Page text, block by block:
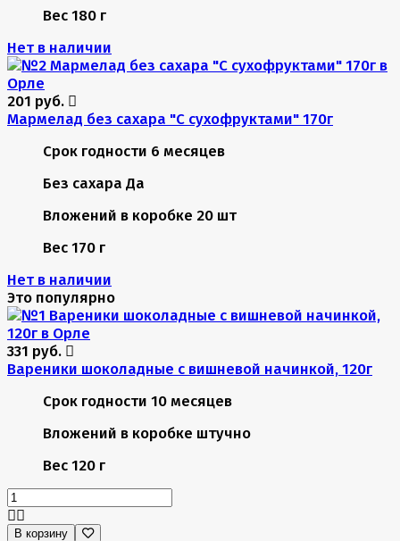
Вес 180 г
Нет в наличии
201 руб.
Мармелад без сахара "С сухофруктами" 170г
Срок годности 6 месяцев
Без сахара Да
Вложений в коробке 20 шт
Вес 170 г
Нет в наличии
Это популярно
331 руб.
Вареники шоколадные с вишневой начинкой, 120г
Срок годности 10 месяцев
Вложений в коробке штучно
Вес 120 г
В корзину